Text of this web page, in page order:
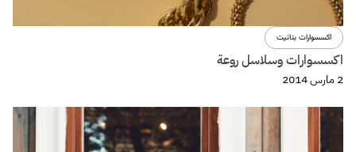
اكسسوارات بنانيت
اكسسوارات وسلاسل روعة
2 مارس 2014